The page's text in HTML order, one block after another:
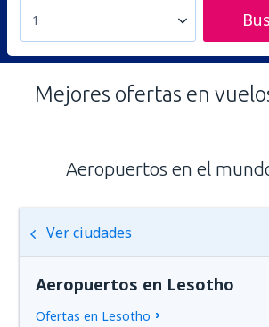
1
Mejores ofertas en
Aeropuertos en el
Ver ciudades
Aeropuertos en Lesotho
Ofertas en Lesotho